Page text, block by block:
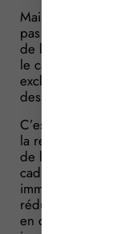
Mais cela
pas été déjà
de l’impôt sur le
le caractère de
exclues les
des revenus pour
C’est justement
la revente d’un
de la
cadre de ce
immobilière
réduction
en compte pour